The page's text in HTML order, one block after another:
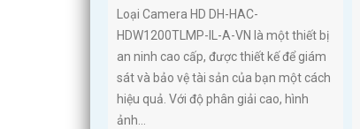
Loại Camera HD DH-HAC-
HDW1200TLMP-IL-A-VN là một thiết bị
an ninh cao cấp, được thiết kế để giám
sát và bảo vệ tài sản của bạn một cách
hiệu quả. Với độ phân giải cao, hình
ảnh...